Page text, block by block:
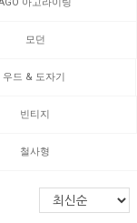
모던
우드 & 도자기
빈티지
철사형